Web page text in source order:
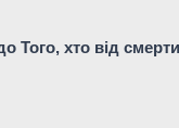
хто від